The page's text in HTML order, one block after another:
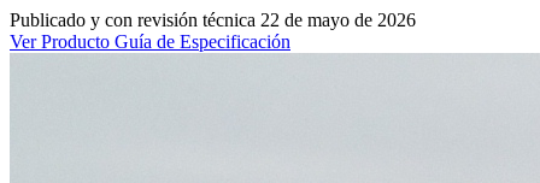
Publicado y con revisión técnica 22 de mayo de 2026
Ver Producto Guía de Especificación